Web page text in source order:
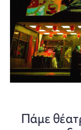
Πάμε